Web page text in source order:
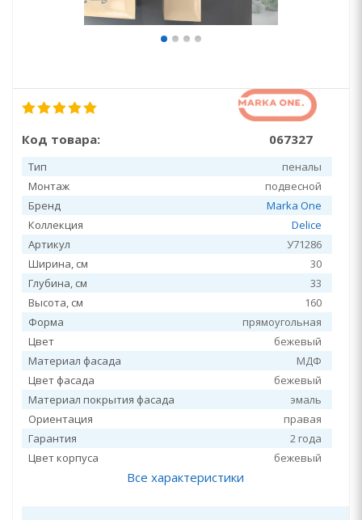
Код товара: 067327
Тип
пеналы
Монтаж
подвесной
Бренд
Marka One
Коллекция
Delice
Артикул
У71286
Ширина, см
30
Глубина, см
33
Высота, см
160
Форма
прямоугольная
Цвет
бежевый
Материал фасада
МДФ
Цвет фасада
бежевый
Материал покрытия фасада
эмаль
Ориентация
правая
Гарантия
2 года
Цвет корпуса
бежевый
Все характеристики